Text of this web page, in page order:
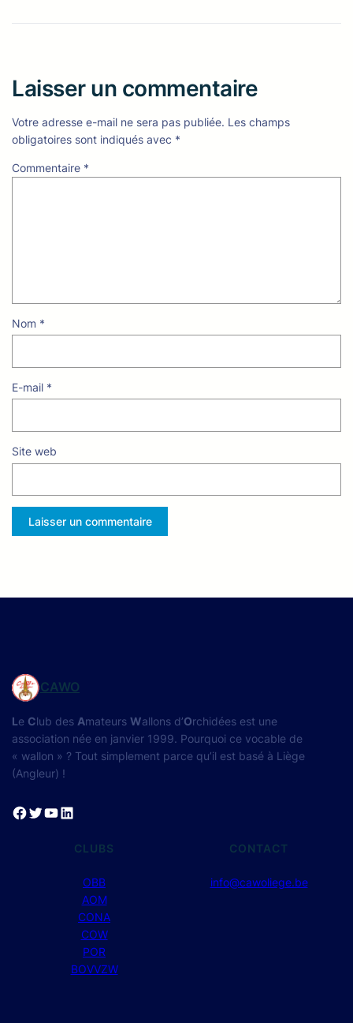
Laisser un commentaire
Votre adresse e-mail ne sera pas publiée. Les champs
obligatoires sont indiqués avec *
Commentaire *
Nom *
E-mail *
Site web
CAWO
Le Club des Amateurs Wallons d’Orchidées est une
association née en janvier 1999. Pourquoi ce vocable de
« wallon » ? Tout simplement parce qu’il est basé à Liège
(Angleur) !
Facebook Twitter YouTube LinkedIn
CLUBS
OBB
AOM
CONA
COW
POR
BOVVZW
CONTACT
info@cawoliege.be